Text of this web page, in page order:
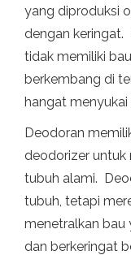
yang diproduksi
dengan keringat.
tidak memiliki
berkembang di
hangat menyukai
Deodoran
deodorizer untuk
tubuh alami.
tubuh, tetapi
menetralkan bau
dan berkeringat